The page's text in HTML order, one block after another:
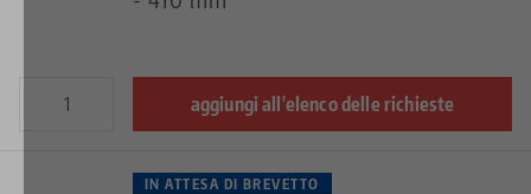
aggiungi all'elenco delle richieste
IN ATTESA DI BREVETTO